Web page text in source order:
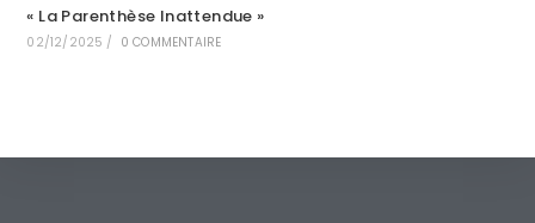
« La Parenthèse Inattendue »
02/12/2025 / 0 COMMENTAIRE